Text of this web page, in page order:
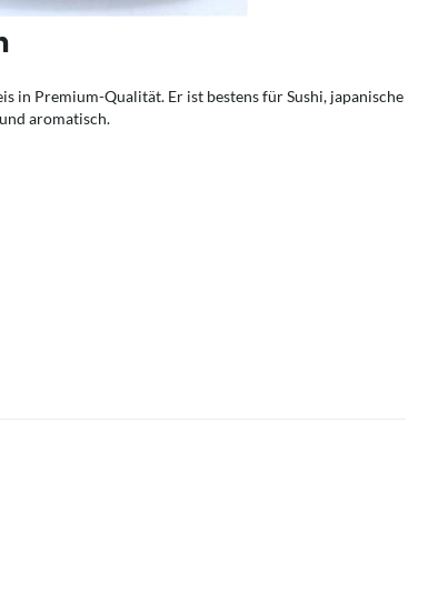
in Premium-Qualität. Er ist bestens für Sushi, japanische
aromatisch.